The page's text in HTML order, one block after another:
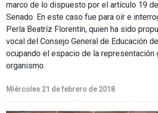
marco de lo dispuesto por el artículo 19
Senado. En este caso fue para oír e
Perla Beatríz Florentín, quien ha sido
vocal del Consejo General de Educación
ocupando el espacio de la representación
organismo.
Miércoles 21 de febrero de 2018